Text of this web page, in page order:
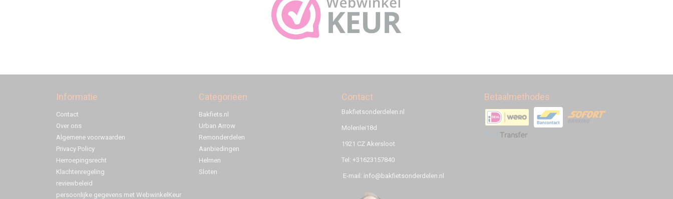
Informatie
Contact
Over ons
Algemene voorwaarden
Privacy Policy
Herroepingsrecht
Klachtenregeling
reviewbeleid
persoonlijke gegevens met WebwinkelKeur
Categorieën
Bakfiets.nl
Urban Arrow
Remonderdelen
Aanbiedingen
Helmen
Sloten
Contact
Bakfietsonderdelen.nl
Molenlei18d
1921 CZ Akersloot
Tel: +31623157840
E-mail: info@bakfietsonderdelen.nl
Betaalmethodes